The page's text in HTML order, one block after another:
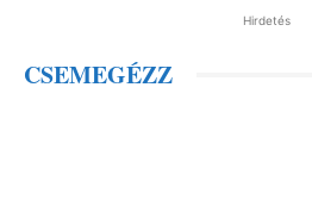
Hirdetés
CSEMEGÉZZ